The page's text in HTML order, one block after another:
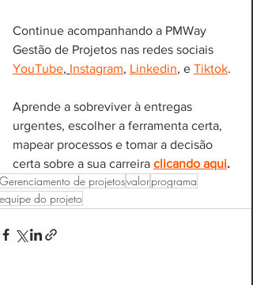
Continue acompanhando a PMWay
Gestão de Projetos nas redes sociais
YouTube, Instagram, Linkedin, e Tiktok.
Aprende a sobreviver à entregas
urgentes, escolher a ferramenta certa,
mapear processos e tomar a decisão
certa sobre a sua carreira clicando aqui.
Gerenciamento de projetosvalorprograma
equipe do projeto